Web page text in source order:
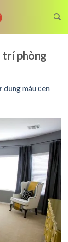
trí phòng
dụng màu đen